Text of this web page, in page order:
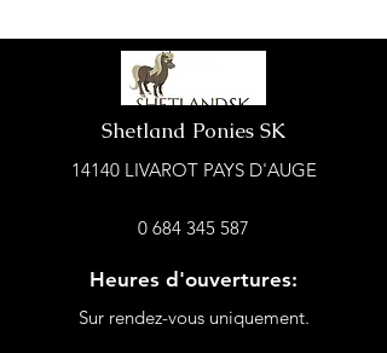
Shetland Ponies SK
14140 LIVAROT PAYS D'AUGE
0 684 345 587
Heures d'ouvertures:
Sur rendez-vous uniquement.